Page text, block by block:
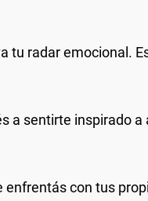
tu radar emocional.
a sentirte inspirado
enfrentás con tus